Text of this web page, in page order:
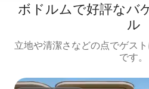
ボドルムで好評なバ
ル
立地や清潔さなどの点でゲス
です。